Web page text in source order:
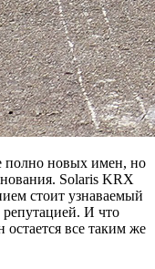
полно новых имен, но
Solaris KRX
стоит узнаваемый
репутацией. И что
все таким же